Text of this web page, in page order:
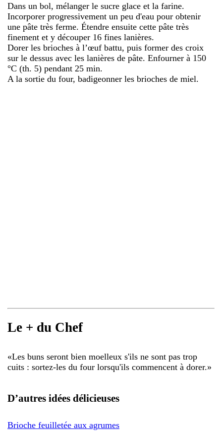
Dans un bol, mélanger le sucre glace et la farine.
Incorporer progressivement un peu d'eau pour obtenir
une pâte très ferme. Étendre ensuite cette pâte très
finement et y découper 16 fines lanières.
Dorer les brioches à l’œuf battu, puis former des croix
sur le dessus avec les lanières de pâte. Enfourner à 150
°C (th. 5) pendant 25 min.
A la sortie du four, badigeonner les brioches de miel.
Le + du Chef
«Les buns seront bien moelleux s'ils ne sont pas trop
cuits : sortez-les du four lorsqu'ils commencent à dorer.»
D’autres idées délicieuses
Brioche feuilletée aux agrumes